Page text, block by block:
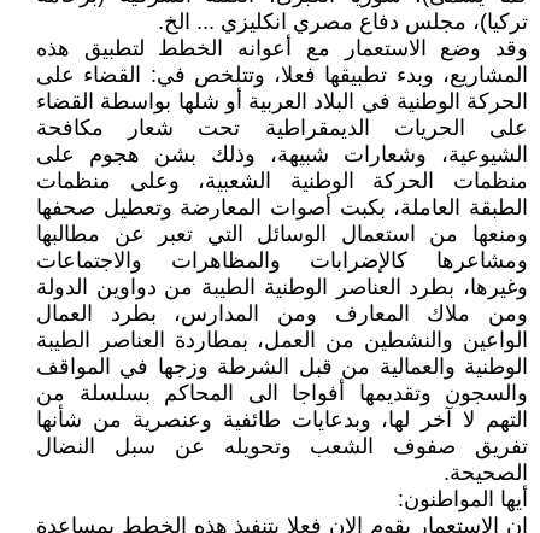
تركيا)، مجلس دفاع مصري انكليزي ... الخ.
وقد وضع الاستعمار مع أعوانه الخطط لتطبيق هذه
المشاريع، وبدء تطبيقها فعلا، وتتلخص في: القضاء على
الحركة الوطنية في البلاد العربية أو شلها بواسطة القضاء
على الحريات الديمقراطية تحت شعار مكافحة
الشيوعية، وشعارات شبيهة، وذلك بشن هجوم على
منظمات الحركة الوطنية الشعبية، وعلى منظمات
الطبقة العاملة، بكبت أصوات المعارضة وتعطيل صحفها
ومنعها من استعمال الوسائل التي تعبر عن مطالبها
ومشاعرها كالإضرابات والمظاهرات والاجتماعات
وغيرها، بطرد العناصر الوطنية الطيبة من دواوين الدولة
ومن ملاك المعارف ومن المدارس، بطرد العمال
الواعين والنشطين من العمل، بمطاردة العناصر الطيبة
الوطنية والعمالية من قبل الشرطة وزجها في المواقف
والسجون وتقديمها أفواجا الى المحاكم بسلسلة من
التهم لا آخر لها، وبدعايات طائفية وعنصرية من شأنها
تفريق صفوف الشعب وتحويله عن سبل النضال
الصحيحة.
أيها المواطنون:
ان الاستعمار يقوم الان فعلا بتنفيذ هذه الخطط بمساعدة